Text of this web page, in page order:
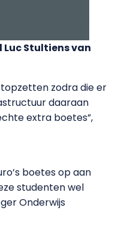
Stultiens van
zodra die er
daaraan
extra boetes”,
boetes op aan
studenten wel
Onderwijs